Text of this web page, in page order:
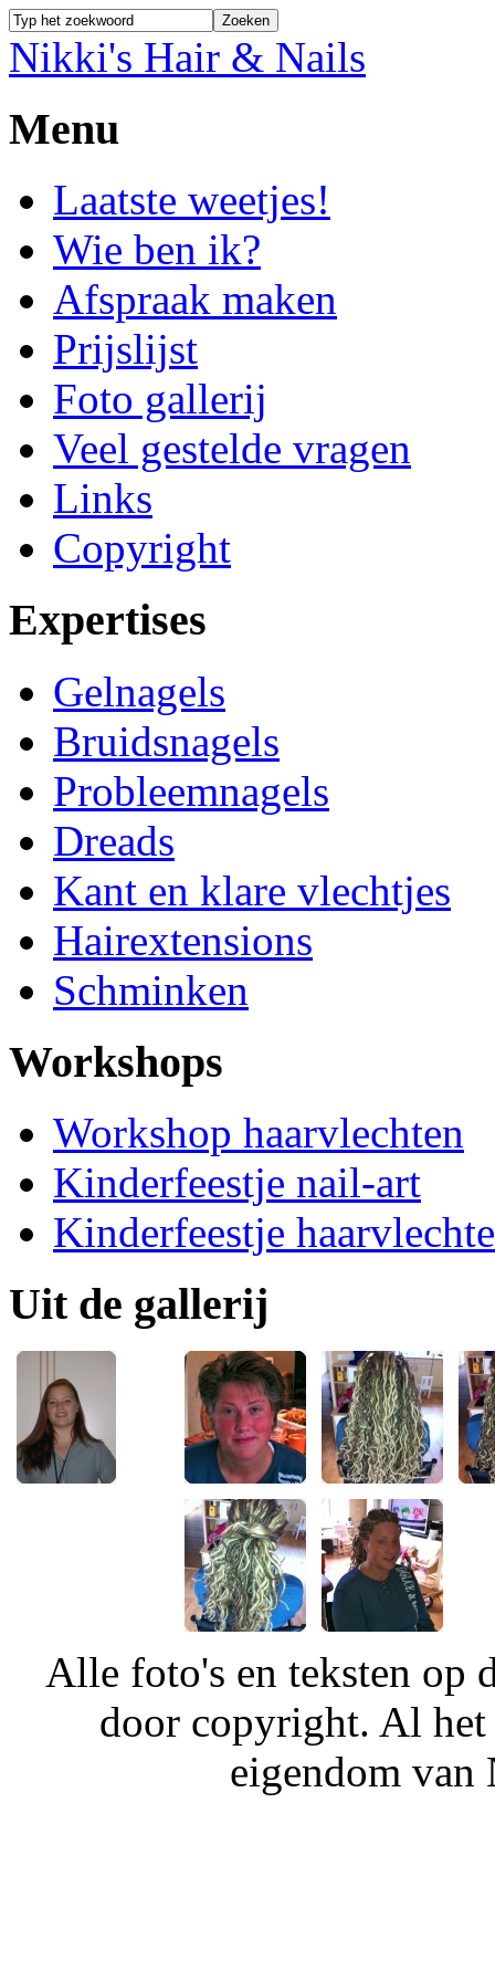
Nikki's Hair & Nails
Menu
Laatste weetjes!
Wie ben ik?
Afspraak maken
Prijslijst
Foto gallerij
Veel gestelde vragen
Links
Copyright
Expertises
Gelnagels
Bruidsnagels
Probleemnagels
Dreads
Kant en klare vlechtjes
Hairextensions
Schminken
Workshops
Workshop haarvlechten
Kinderfeestje nail-art
Kinderfeestje
Uit de gallerij
Alle foto's en teksten op
door copyright. Al het
eigendom